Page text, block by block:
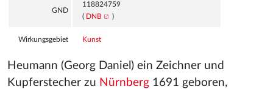
GND
118824759
( DNB )
Wirkungsgebiet Kunst
Heumann (Georg Daniel) ein Zeichner und
Kupferstecher zu Nürnberg 1691 geboren,